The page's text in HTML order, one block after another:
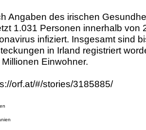
Angaben des irischen
1.031 Personen innerhalb von
infiziert. Insgesamt sind
in Irland registriert
Einwohner.
orf.at/#/stories/3185885/